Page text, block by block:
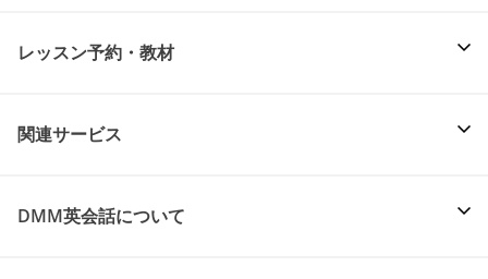
レッスン予約・教材
関連サービス
DMM英会話について